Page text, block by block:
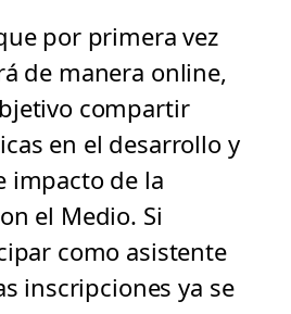
por primera vez
de manera online,
compartir
en el desarrollo y
impacto de la
el Medio. Si
como asistente
inscripciones ya se